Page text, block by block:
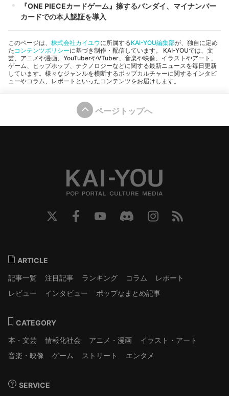
『ONE PIECEカードゲーム』擁するバンダイ、マイナンバー
カードでの本人認証を導入
このページは、 株式会社カイユウに所属するKAI-YOU編集部が、独自に定め
たコンテンツポリシーに基づき制作・配信しています。 KAI-YOUでは、文
芸、アニメや漫画、YouTuberやVTuber、音楽や映像、イラストやアート、
ゲーム、ヒップホップ、テクノロジーなどに関する最新ニュースを毎日更新
しています。様々なジャンルを横断するポップカルチャーに関するインタビ
ューやコラム、レポートといったコンテンツをお届けします。
ページトップへ
ARTICLE
記事一覧
注目記事 ランキング コラム
レポート
レビュー
インタビュー ポップなまとめ記事
CATEGORY
本・文芸
情報化社会 アニメ・漫画
イラスト・アート
音楽・映像
ゲーム ストリート エンタメ
SERVICE